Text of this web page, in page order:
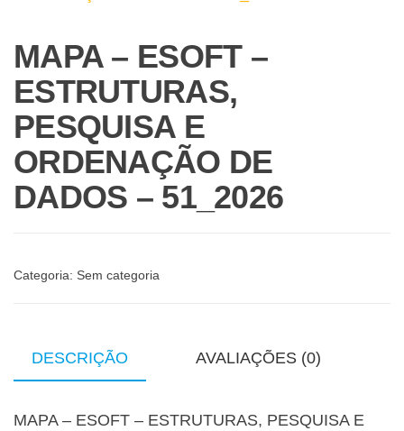
MAPA – ESOFT –
ESTRUTURAS,
PESQUISA E
ORDENAÇÃO DE
DADOS – 51_2026
Categoria: Sem categoria
DESCRIÇÃO AVALIAÇÕES (0)
MAPA – ESOFT – ESTRUTURAS, PESQUISA E